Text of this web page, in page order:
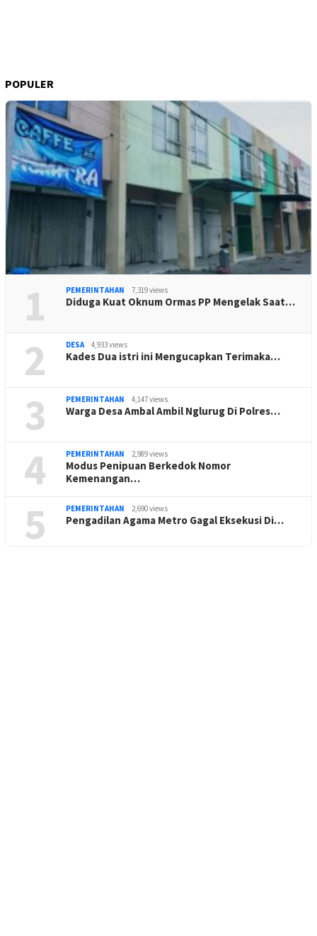
POPULER
1 PEMERINTAHAN 7,319 views
Diduga Kuat Oknum Ormas PP Mengelak Saat…
2 DESA 4,933 views
Kades Dua istri ini Mengucapkan Terimaka…
3 PEMERINTAHAN 4,147 views
Warga Desa Ambal Ambil Nglurug Di Polres…
4 PEMERINTAHAN 2,989 views
Modus Penipuan Berkedok Nomor
Kemenangan…
5 PEMERINTAHAN 2,690 views
Pengadilan Agama Metro Gagal Eksekusi Di…